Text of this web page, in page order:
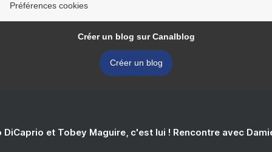
Préférences cookies
Créer un blog sur Canalblog
Créer un blog
DiCaprio et Tobey Maguire, c'est lui ! Rencontre avec